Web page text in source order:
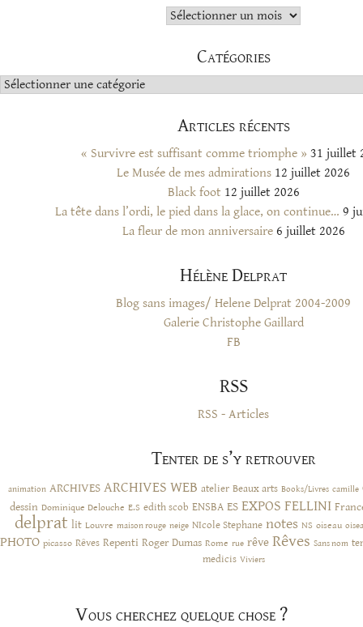
Archives
Catégories
Catégories
Articles récents
« Survivre est suffisant comme triomphe » 31 juillet
Le Musée de mes admirations 12 juillet 2026
Black foot 12 juillet 2026
La tête dans l’ordi, le pied dans la glace, on continue… 9
La fleur de mon anniversaire 6 juillet 2026
Hélène Delprat
Blog sans images/ Helene Delprat 2004-2009
Galerie Christophe Gaillard
FB
RSS
RSS - Articles
Tenter de s’y retrouver
animation ARCHIVES ARCHIVES WEB atelier Beaux arts Books/Livres camille
dessin Dominique Delouche E.S edith scob ENSBA ES EXPOS FELLINI
delprat lit Louvre maison rouge neige NIcole Stephane notes NS oiseau
PHOTO picasso Rêves Repenti Roger Dumas Rome rue rêve Rêves Sans nom
medicis Viviers
Vous cherchez quelque chose ?